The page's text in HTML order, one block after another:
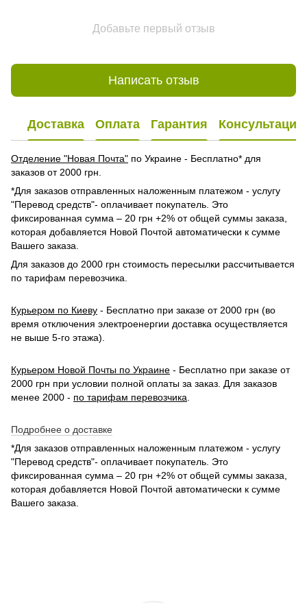
Добавьте первый отзыв
Написать отзыв
Доставка Оплата Гарантия Консультация
Отделение "Новая Почта" по Украине - Бесплатно* для
заказов от 2000 грн.
*Для заказов отправленных наложенным платежом - услугу
"Перевод средств"- оплачивает покупатель. Это
фиксированная сумма – 20 грн +2% от общей суммы заказа,
которая добавляется Новой Почтой автоматически к сумме
Вашего заказа.
Для заказов до 2000 грн стоимость пересылки рассчитывается
по тарифам перевозчика.
Курьером по Киеву - Бесплатно при заказе от 2000 грн (во
время отключения электроенергии доставка осуществляется
не выше 5-го этажа).
Курьером Новой Почты по Украине - Бесплатно при заказе от
2000 грн при условии полной оплаты за заказ. Для заказов
менее 2000 - по тарифам перевозчика.
Подробнее о доставке
*Для заказов отправленных наложенным платежом - услугу
"Перевод средств"- оплачивает покупатель. Это
фиксированная сумма – 20 грн +2% от общей суммы заказа,
которая добавляется Новой Почтой автоматически к сумме
Вашего заказа.